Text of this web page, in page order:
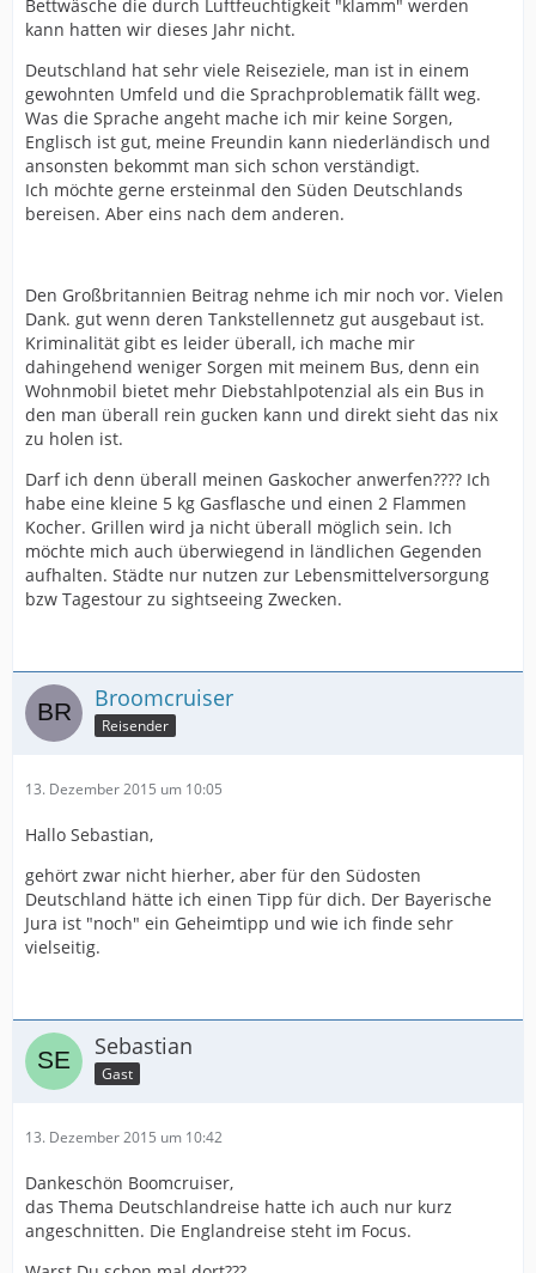
Bettwäsche die durch Luftfeuchtigkeit "klamm" werden
kann hatten wir dieses Jahr nicht.
Deutschland hat sehr viele Reiseziele, man ist in einem
gewohnten Umfeld und die Sprachproblematik fällt weg.
Was die Sprache angeht mache ich mir keine Sorgen,
Englisch ist gut, meine Freundin kann niederländisch und
ansonsten bekommt man sich schon verständigt.
Ich möchte gerne ersteinmal den Süden Deutschlands
bereisen. Aber eins nach dem anderen.
Den Großbritannien Beitrag nehme ich mir noch vor. Vielen
Dank. gut wenn deren Tankstellennetz gut ausgebaut ist.
Kriminalität gibt es leider überall, ich mache mir
dahingehend weniger Sorgen mit meinem Bus, denn ein
Wohnmobil bietet mehr Diebstahlpotenzial als ein Bus in
den man überall rein gucken kann und direkt sieht das nix
zu holen ist.
Darf ich denn überall meinen Gaskocher anwerfen???? Ich
habe eine kleine 5 kg Gasflasche und einen 2 Flammen
Kocher. Grillen wird ja nicht überall möglich sein. Ich
möchte mich auch überwiegend in ländlichen Gegenden
aufhalten. Städte nur nutzen zur Lebensmittelversorgung
bzw Tagestour zu sightseeing Zwecken.
Broomcruiser
Reisender
13. Dezember 2015 um 10:05
Hallo Sebastian,
gehört zwar nicht hierher, aber für den Südosten
Deutschland hätte ich einen Tipp für dich. Der Bayerische
Jura ist "noch" ein Geheimtipp und wie ich finde sehr
vielseitig.
Sebastian
Gast
13. Dezember 2015 um 10:42
Dankeschön Boomcruiser,
das Thema Deutschlandreise hatte ich auch nur kurz
angeschnitten. Die Englandreise steht im Focus.